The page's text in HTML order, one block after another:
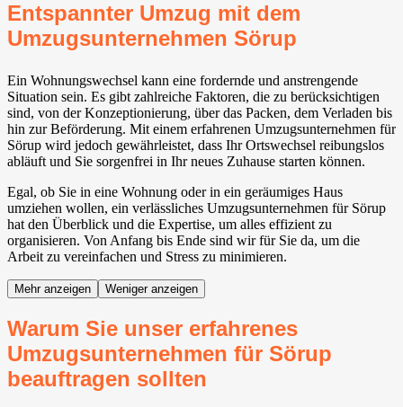
Entspannter Umzug mit dem
Umzugsunternehmen Sörup
Ein Wohnungswechsel kann eine fordernde und anstrengende
Situation sein. Es gibt zahlreiche Faktoren, die zu berücksichtigen
sind, von der Konzeptionierung, über das Packen, dem Verladen bis
hin zur Beförderung. Mit einem erfahrenen Umzugsunternehmen für
Sörup wird jedoch gewährleistet, dass Ihr Ortswechsel reibungslos
abläuft und Sie sorgenfrei in Ihr neues Zuhause starten können.
Egal, ob Sie in eine Wohnung oder in ein geräumiges Haus
umziehen wollen, ein verlässliches Umzugsunternehmen für Sörup
hat den Überblick und die Expertise, um alles effizient zu
organisieren. Von Anfang bis Ende sind wir für Sie da, um die
Arbeit zu vereinfachen und Stress zu minimieren.
Mehr anzeigen Weniger anzeigen
Warum Sie unser erfahrenes
Umzugsunternehmen für Sörup
beauftragen sollten